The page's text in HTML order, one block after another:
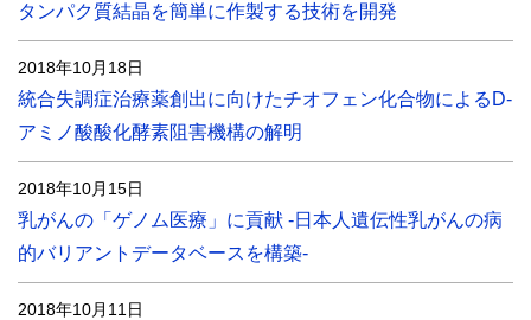
タンパク質結晶を簡単に作製する技術を開発
2018年10月18日
統合失調症治療薬創出に向けたチオフェン化合物によるD-
アミノ酸酸化酵素阻害機構の解明
2018年10月15日
乳がんの「ゲノム医療」に貢献 -日本人遺伝性乳がんの病
的バリアントデータベースを構築-
2018年10月11日